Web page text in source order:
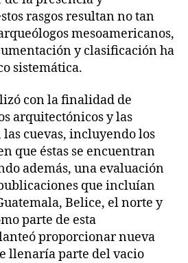
rasgos resultan no tan
mesoamericanos,
y clasificación ha
sistemática.
con la finalidad de
arquitectónicos y las
cuevas, incluyendo los
que éstas se encuentran
además, una evaluación
que incluían
Belice, el norte y
parte de esta
proporcionar nueva
llenaría parte del vacio